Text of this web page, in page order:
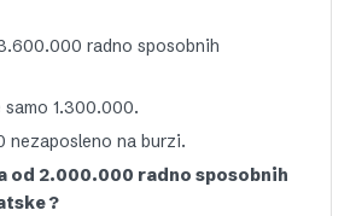
radno sposobnih
1.300.000.
nezaposleno na burzi.
od 2.000.000 radno sposobnih
?